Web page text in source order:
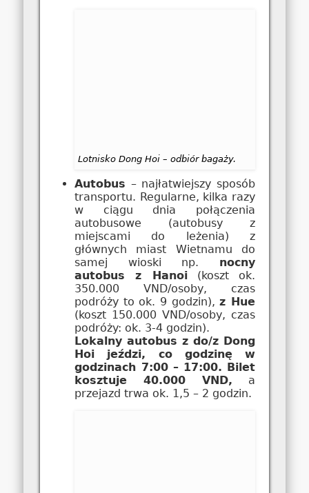
Lotnisko Dong Hoi – odbiór bagaży.
Autobus – najłatwiejszy sposób
transportu. Regularne, kilka razy
w ciągu dnia połączenia
autobusowe (autobusy z
miejscami do leżenia) z
głównych miast Wietnamu do
samej wioski np. nocny
autobus z Hanoi(koszt ok.
350.000 VND/osoby, czas
podróży to ok. 9 godzin),z Hue
(koszt 150.000 VND/osoby, czas
podróży: ok. 3-4 godzin).
Lokalny autobus z do/z Dong
Hoi jeździ, co godzinę w
godzinach 7:00 – 17:00.
Bilet
kosztuje 40.000 VND, a
przejazd trwa ok. 1,5 – 2 godzin.